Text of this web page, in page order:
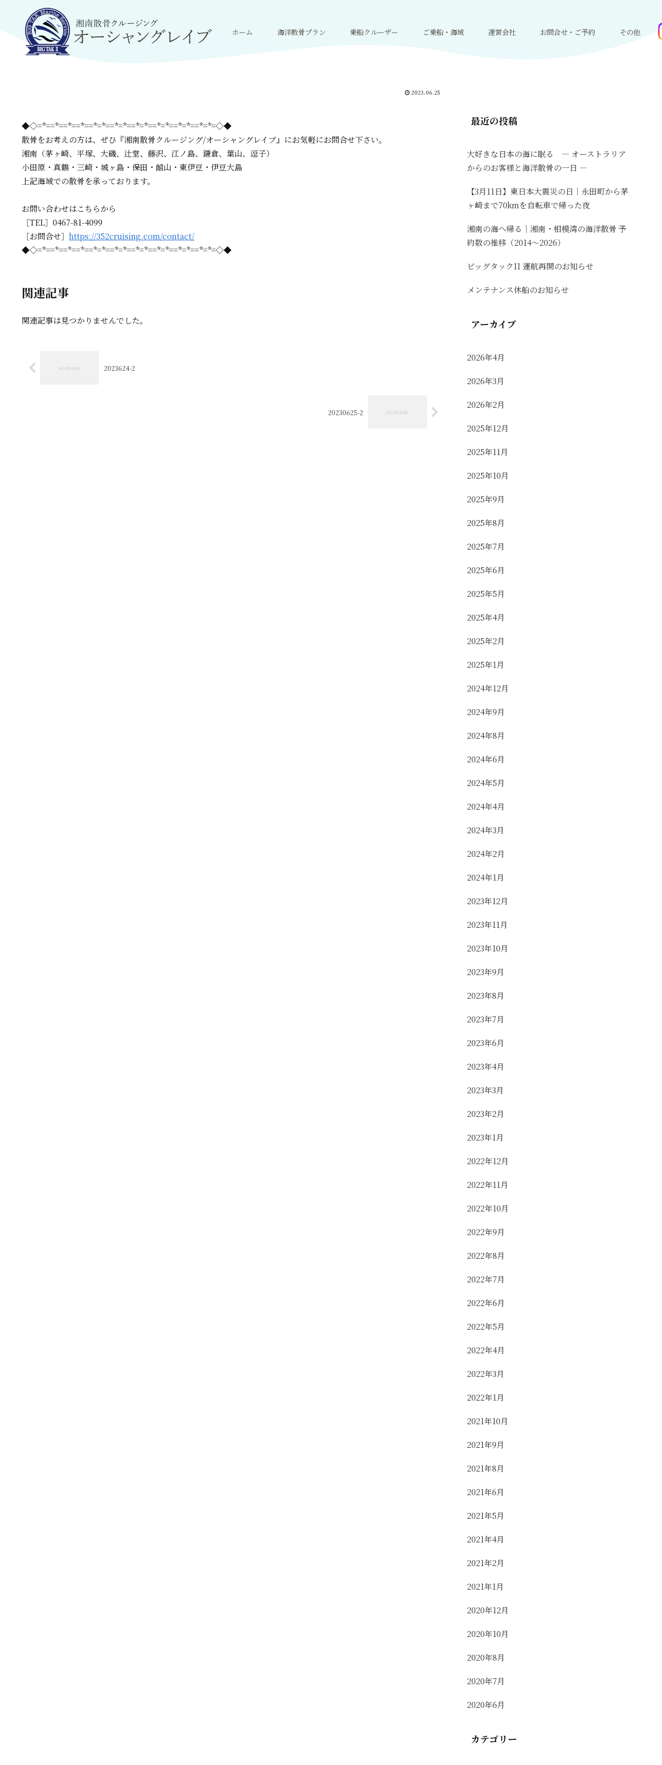
ホーム 海洋散骨プラン 乗船クルーザー ご乗船・海域 運営会社 お問合せ・ご予約 その他
2023.06.25
◆◇=*==*==*==*==*=*==*=*==*=*==*=*==*=*==*=*=◇◆
散骨をお考えの方は、 ぜひ『湘南散骨クルージング/オーシャングレイブ』にお気軽にお問合せ下さい。
湘南（茅ヶ崎、平塚、大磯、辻堂、藤沢、江ノ島、鎌倉、葉山、逗子）
小田原・真鶴・三崎・城ヶ島・保田・館山・東伊豆・伊豆大島
上記海域での散骨を承っております。
お問い合わせはこちらから
［TEL］0467-81-4099
［お問合せ］ https://352cruising.com/contact/
◆◇=*==*==*==*==*=*==*=*==*=*==*=*==*=*==*=*=◇◆
関連記事
関連記事は見つかりませんでした。
2023624-2
20230625-2
最近の投稿
大好きな日本の海に眠る ― オーストラリア
からのお客様と海洋散骨の一日 ―
【3月11日】東日本大震災の日｜永田町から茅
ヶ崎まで70kmを自転車で帰った夜
湘南の海へ帰る｜湘南・相模湾の海洋散骨 予
約数の推移（2014〜2026）
ビッグタックII 運航再開のお知らせ
メンテナンス休船のお知らせ
アーカイブ
2026年4月
2026年3月
2026年2月
2025年12月
2025年11月
2025年10月
2025年9月
2025年8月
2025年7月
2025年6月
2025年5月
2025年4月
2025年2月
2025年1月
2024年12月
2024年9月
2024年8月
2024年6月
2024年5月
2024年4月
2024年3月
2024年2月
2024年1月
2023年12月
2023年11月
2023年10月
2023年9月
2023年8月
2023年7月
2023年6月
2023年4月
2023年3月
2023年2月
2023年1月
2022年12月
2022年11月
2022年10月
2022年9月
2022年8月
2022年7月
2022年6月
2022年5月
2022年4月
2022年3月
2022年1月
2021年10月
2021年9月
2021年8月
2021年6月
2021年5月
2021年4月
2021年2月
2021年1月
2020年12月
2020年10月
2020年8月
2020年7月
2020年6月
カテゴリー